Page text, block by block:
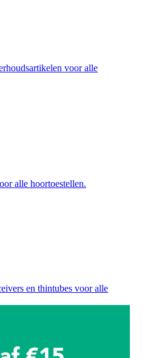
voor alle
alle hoortoestellen.
en thintubes voor alle